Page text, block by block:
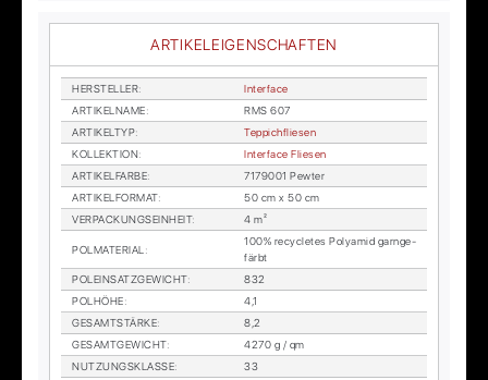
ARTIKELEIGENSCHAFTEN
HER­STEL­LER:
In­ter­face
AR­TI­KEL­NA­ME:
RMS 607
AR­TI­KEL­TYP:
Tep­pich­flie­sen
KOL­LEK­TI­ON:
In­ter­face Flie­sen
AR­TI­KEL­FAR­BE:
7179001 Pew­ter
AR­TI­KEL­FOR­MAT:
50 cm x 50 cm
VER­PA­CKUNGS­EIN­HEIT: 4 m²
POL­MA­TE­RI­AL :
100% re­cy­cle­tes Po­ly­amid garn­ge­
färbt
POL­EIN­SATZ­GE­WICHT:
832
POL­HÖ­HE:
4,1
GE­SAMT­STÄR­KE:
8,2
GE­SAMT­GE­WICHT:
4270 g / qm
NUT­ZUNGS­KLAS­SE:
33